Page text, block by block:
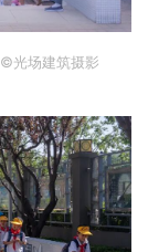
©光场建筑摄影